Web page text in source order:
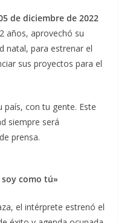
de diciembre de 2022
años, aprovechó su
natal, para estrenar el
sus proyectos para el
con tu gente. Este
siempre será
prensa.
como tú»
el intérprete estrenó el